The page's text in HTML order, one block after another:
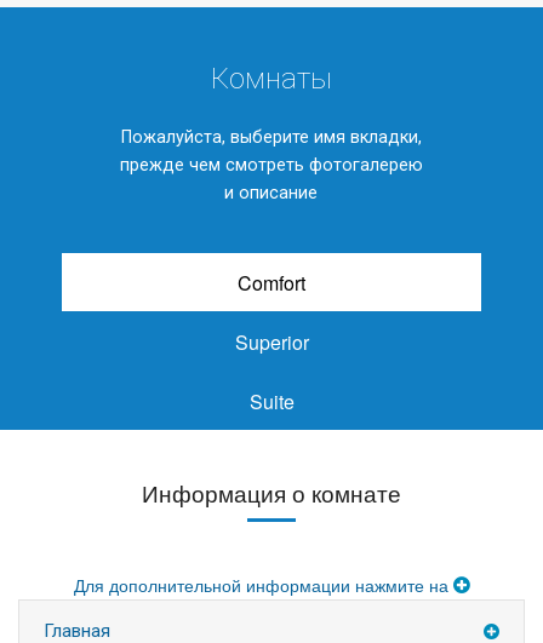
Комнаты
Пожалуйста, выберите имя вкладки,
прежде чем смотреть фотогалерею
и описание
Comfort
Superior
Suite
Информация о комнате
Для дополнительной информации нажмите на
Главная